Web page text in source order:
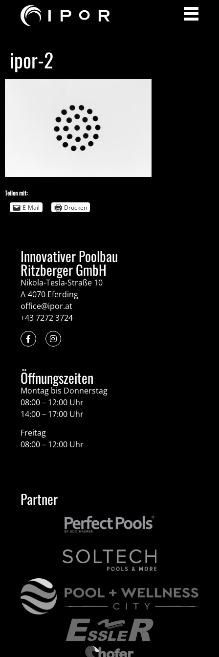
ipor-2
Teilen mit:
E-Mail
Drucken
Innovativer Poolbau
Ritzberger GmbH
Nikola-Tesla-Straße 10
A-4070 Eferding
office@ipor.at
+43 7272 3724
Öffnungszeiten
Montag bis Donnerstag
08:00 – 12:00 Uhr
14:00 – 17:00 Uhr
Freitag
08:00 – 12:00 Uhr
Partner